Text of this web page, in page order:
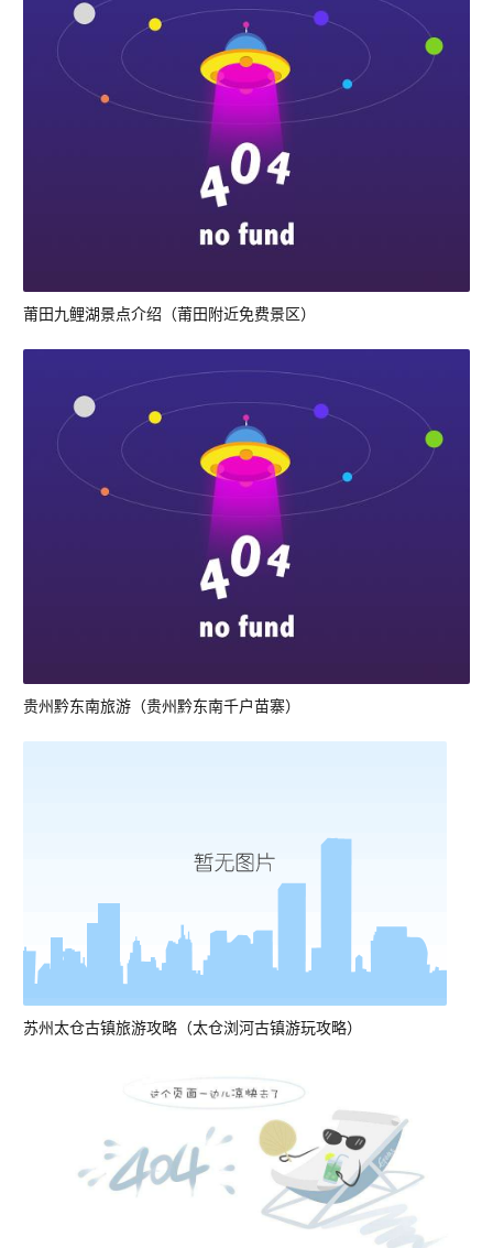
莆田九鲤湖景点介绍（莆田附近免费景区）
贵州黔东南旅游（贵州黔东南千户苗寨）
苏州太仓古镇旅游攻略（太仓浏河古镇游玩攻略）